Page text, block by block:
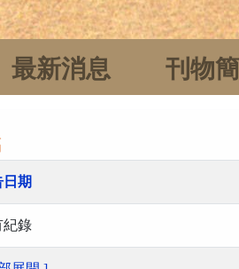
最新消息 刊物
期
紀錄